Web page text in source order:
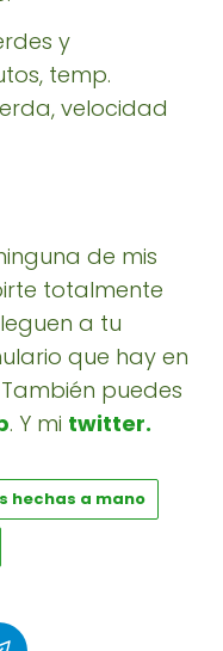
y
temp.
velocidad
de mis
totalmente
a tu
que hay en
puedes
. Y mi twitter.
hechas a mano